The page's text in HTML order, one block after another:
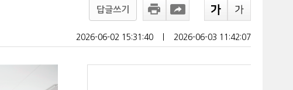
답글쓰기
2026-06-02 15:31:40 2026-06-03 11:42:07